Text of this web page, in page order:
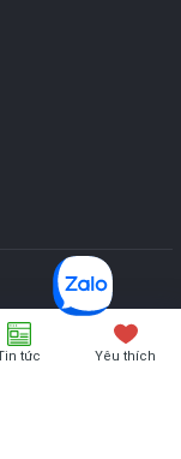
tức Yêu thích